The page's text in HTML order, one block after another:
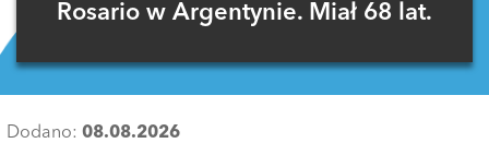
Rosario w Argentynie. Miał 68 lat.
Dodano: 08.08.2026